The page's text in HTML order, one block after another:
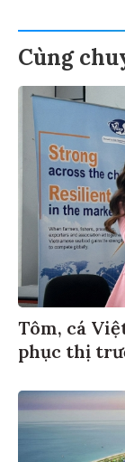
Cùng
Tôm, cá
phục thị